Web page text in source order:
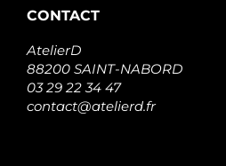
CONTACT
AtelierD
88200 SAINT-NABORD
03 29 22 34 47
contact@atelierd.fr